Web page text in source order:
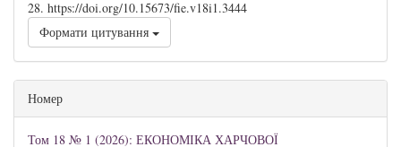
28. https://doi.org/10.15673/fie.v18i1.3444
Формати цитування
Номер
Том 18 № 1 (2026): ЕКОНОМІКА ХАРЧОВОЇ